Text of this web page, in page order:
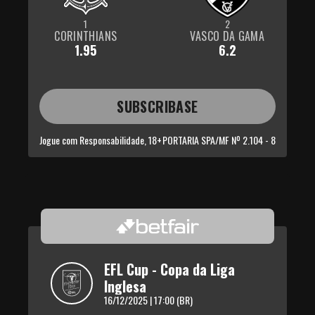
1
CORINTHIANS
1.95
2
VASCO DA GAMA
6.2
SUBSCRIBASE
Jogue com Responsabilidade, 18+PORTARIA SPA/MF Nº 2.104 - 8
EFL Cup - Copa da Liga
Inglesa
16/12/2025 | 17:00 (BR)